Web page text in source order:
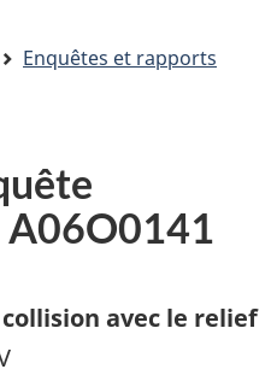
Enquêtes et rapports
avec le relief